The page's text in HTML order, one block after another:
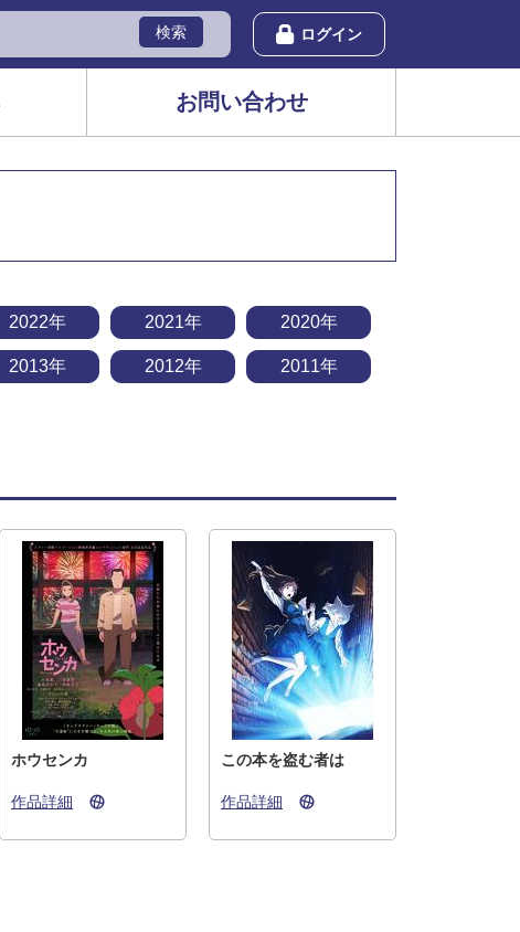
検索 ログイン
お問い合わせ
2022年 2021年 2020年
2013年 2012年 2011年
ホウセンカ
作品詳細
この本を盗む者は
作品詳細